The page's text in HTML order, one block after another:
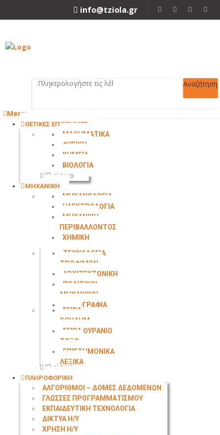
info@tziola.gr
Αναζήτηση
Menu
ΘΕΤΙΚΕΣ ΕΠΙΣΤΗΜΕΣ
ΜΑΘΗΜΑΤΙΚΑ
ΦΥΣΙΚΗ
ΧΗΜΕΙΑ
ΒΙΟΛΟΓΙΑ
Κλείσιμο
ΜΗΧΑΝΙΚΗ
ΜΗΧΑΝΟΛΟΓΙΑ
ΗΛΕΚΤΡΟΛΟΓΙΑ
ΜΗΧΑΝΙΚΗ
ΠΕΡΙΒΑΛΛΟΝΤΟΣ
ΧΗΜΙΚΗ
ΤΕΧΝΟΛΟΓΙΑ
ΤΡΟΦΙΜΩΝ
ΑΡΧΙΤΕΚΤΟΝΙΚΗ
ΠΟΛΙΤΙΚΟΙ
ΜΗΧΑΝΙΚΟΙ
ΤΟΠΟΓΡΑΦΙΑ
ΣΕΙΡΑ
SCHAUM
ΣΕΙΡΑ ΟΥΡΑΝΙΟ
ΤΟΞΟ
ΕΠΙΣΤΗΜΟΝΙΚΑ
ΛΕΞΙΚΑ
Κλείσιμο
ΠΛΗΡΟΦΟΡΙΚΗ
ΑΛΓΟΡΙΘΜΟΙ – ΔΟΜΕΣ ΔΕΔΟΜΕΝΩΝ
ΓΛΩΣΣΕΣ ΠΡΟΓΡΑΜΜΑΤΙΣΜΟΥ
ΕΚΠΑΙΔΕΥΤΙΚΗ ΤΕΧΝΟΛΟΓΙΑ
ΔΙΚΤΥΑ Η/Υ
ΧΡΗΣΗ Η/Υ